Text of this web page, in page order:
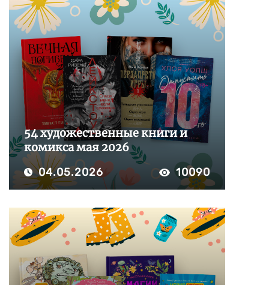
54 художественные книги и
комикса мая 2026
04.05.2026 10090